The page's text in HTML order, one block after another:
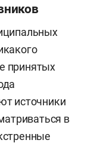
принятых
источники
в